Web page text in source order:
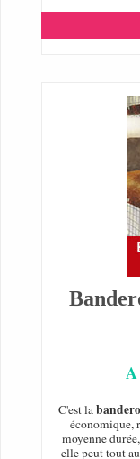
C'est la
économique,
moyenne
elle peut tout